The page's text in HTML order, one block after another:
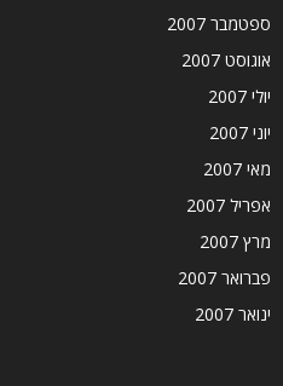
ספטמבר 2007
אוגוסט 2007
יולי 2007
יוני 2007
מאי 2007
אפריל 2007
מרץ 2007
פברואר 2007
ינואר 2007